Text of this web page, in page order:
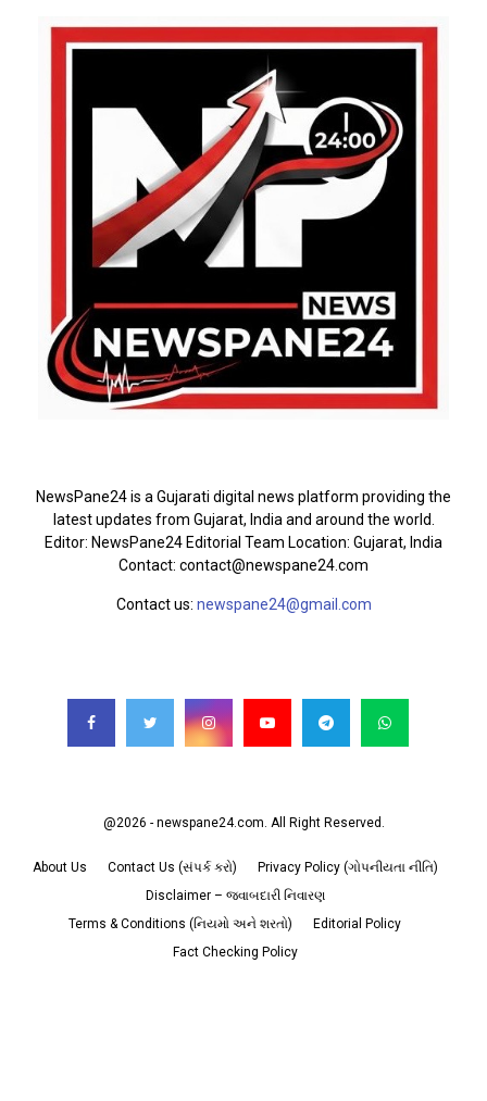
NewsPane24 is a Gujarati digital news platform providing the
latest updates from Gujarat, India and around the world.
Editor: NewsPane24 Editorial Team Location: Gujarat, India
Contact: contact@newspane24.com
Contact us: newspane24@gmail.com
@2026 - newspane24.com. All Right Reserved.
About Us Contact Us (સંપર્ક કરો)
Privacy Policy (ગોપનીયતા નીતિ)
Disclaimer – જવાબદારી નિવારણ
Terms & Conditions (નિયમો અને શરતો)
Editorial Policy
Fact Checking Policy